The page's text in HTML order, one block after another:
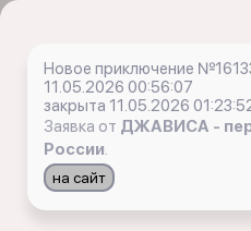
Новое приключение
11.05.2026 00:56:07
закрыта 11.05.2026
Заявка от ДЖАВИСА -
России.
на сайт